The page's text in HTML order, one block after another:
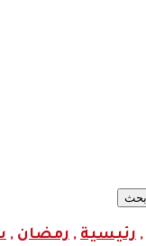
, رئيسية , رمضان ,